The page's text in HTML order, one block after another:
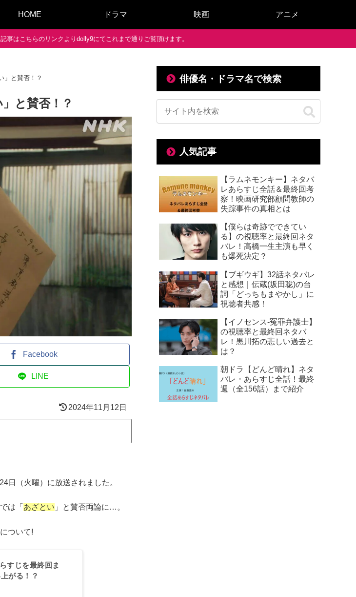
HOME ドラマ 映画 アニメ
事はこちらのリンクよりdolly9にてこれまで通りご覧頂けます。
」と賛否！？
と賛否！？
Facebook
LINE
2024年11月12日
日（火曜）に放送されました。
は「 あざとい 」と賛否両論に…。
ついて!
すじを最終回ま
がる！？
俳優名・ドラマ名で検索
人気記事
【ラムネモンキー】ネタバ
レあらすじ全話＆最終回考
察！映画研究部顧問教師の
失踪事件の真相とは
【僕らは奇跡でできてい
る】の視聴率と最終回ネタ
バレ！高橋一生主演も早く
も爆死決定？
【ブギウギ】32話ネタバレ
と感想｜伝蔵(坂田聡)の台
詞「どっちもまやかし」に
視聴者共感！
【イノセンス-冤罪弁護士】
の視聴率と最終回ネタバ
レ！黒川拓の悲しい過去と
は？
朝ドラ【どんど晴れ】ネタ
バレ・あらすじ全話！最終
週（全156話）まで紹介